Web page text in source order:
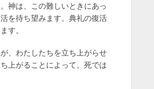
神は、この難しいときにあっ
を待ち望みます。典礼の復活
す。
、わたしたちを立ち上がらせ
上がることによって。死では